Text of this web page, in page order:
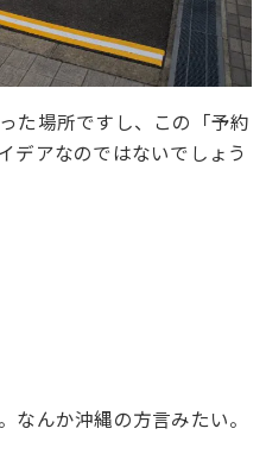
た場所ですし、この「予約
デアなのではないでしょう
なんか沖縄の方言みたい。